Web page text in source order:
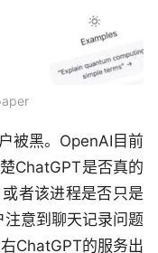
被黑。OpenAI目前
ChatGPT是否真的
者该进程是否只是
意到聊天记录问题
ChatGPT的服务出